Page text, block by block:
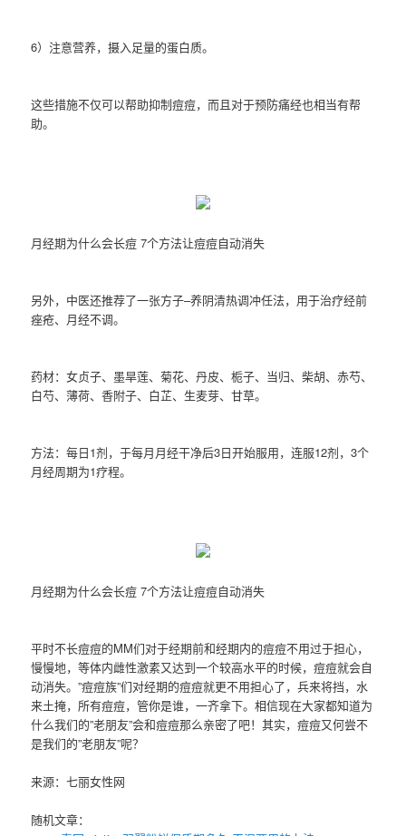
6）注意营养，摄入足量的蛋白质。
这些措施不仅可以帮助抑制痘痘，而且对于预防痛经也相当有帮
助。
月经期为什么会长痘 7个方法让痘痘自动消失
另外，中医还推荐了一张方子–养阴清热调冲任法，用于治疗经前
痤疮、月经不调。
药材：女贞子、墨旱莲、菊花、丹皮、栀子、当归、柴胡、赤芍、
白芍、薄荷、香附子、白芷、生麦芽、甘草。
方法：每日1剂，于每月月经干净后3日开始服用，连服12剂，3个
月经周期为1疗程。
月经期为什么会长痘 7个方法让痘痘自动消失
平时不长痘痘的MM们对于经期前和经期内的痘痘不用过于担心，
慢慢地，等体内雌性激素又达到一个较高水平的时候，痘痘就会自
动消失。”痘痘族”们对经期的痘痘就更不用担心了，兵来将挡，水
来土掩，所有痘痘，管你是谁，一齐拿下。相信现在大家都知道为
什么我们的”老朋友”会和痘痘那么亲密了吧！其实，痘痘又何尝不
是我们的”老朋友”呢？
来源：七丽女性网
随机文章：